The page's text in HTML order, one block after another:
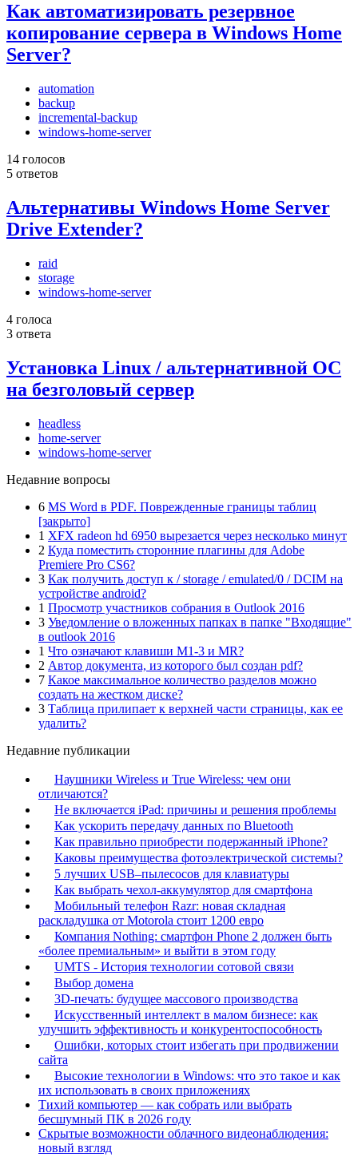
Как автоматизировать резервное
копирование сервера в Windows Home
Server?
automation
backup
incremental-backup
windows-home-server
14 голосов
5 ответов
Альтернативы Windows Home Server
Drive Extender?
raid
storage
windows-home-server
4 голоса
3 ответа
Установка Linux / альтернативной ОС
на безголовый сервер
headless
home-server
windows-home-server
Недавние вопросы
6 MS Word в PDF. Поврежденные границы таблиц
[закрыто]
1 XFX radeon hd 6950 вырезается через несколько минут
2 Куда поместить сторонние плагины для Adobe
Premiere Pro CS6?
3 Как получить доступ к / storage / emulated/0 / DCIM на
устройстве android?
1 Просмотр участников собрания в Outlook 2016
3 Уведомление о вложенных папках в папке "Входящие"
в outlook 2016
1 Что означают клавиши M1-3 и MR?
2 Автор документа, из которого был создан pdf?
7 Какое максимальное количество разделов можно
создать на жестком диске?
3 Таблица прилипает к верхней части страницы, как ее
удалить?
Недавние публикации
Наушники Wireless и True Wireless: чем они
отличаются?
Не включается iPad: причины и решения проблемы
Как ускорить передачу данных по Bluetooth
Как правильно приобрести подержанный iPhone?
Каковы преимущества фотоэлектрической системы?
5 лучших USB–пылесосов для клавиатуры
Как выбрать чехол-аккумулятор для смартфона
Мобильный телефон Razr: новая складная
раскладушка от Motorola стоит 1200 евро
Компания Nothing: смартфон Phone 2 должен быть
«более премиальным» и выйти в этом году
UMTS - История технологии сотовой связи
Выбор домена
3D-печать: будущее массового производства
Искусственный интеллект в малом бизнесе: как
улучшить эффективность и конкурентоспособность
Ошибки, которых стоит избегать при продвижении
сайта
Высокие технологии в Windows: что это такое и как
их использовать в своих приложениях
Тихий компьютер — как собрать или выбрать
бесшумный ПК в 2026 году
Скрытые возможности облачного видеонаблюдения:
новый взгляд